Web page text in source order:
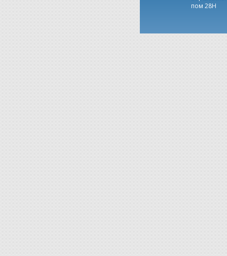
пом 28Н